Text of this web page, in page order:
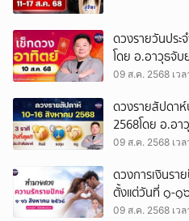
ดวงรายวันปร
โดย อ.อาวุธจั
09 ส.ค. 2568 เว
ดวงรายสัปดา
2568โดย อ.อ
ดวงLive
09 ส.ค. 2568 เว
ดวงการเงินรา
ตั้งแต่วันที่ ๑-๑
“สื่อจิตพิฆาตดว
09 ส.ค. 2568 เว